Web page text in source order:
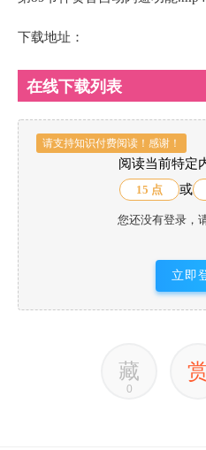
下载地址：
在线下载列表
请支持知识付费阅读！感谢！
阅读当前特定
15 点 或
您还没有登录，
立即
藏
0